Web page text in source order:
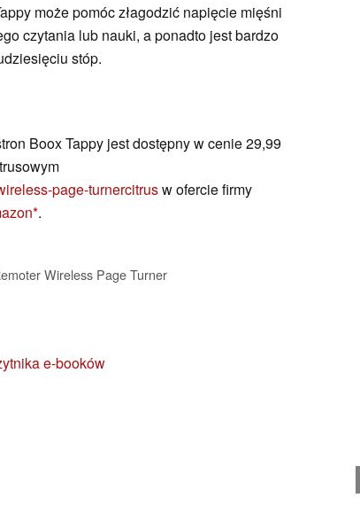
może pomóc złagodzić napięcie mięśni
czytania lub nauki, a ponadto jest bardzo
stóp.
Boox Tappy jest dostępny w cenie 29,99
page-turnercitrusw ofercie firmy
.
Wireless Page Turner
e-booków